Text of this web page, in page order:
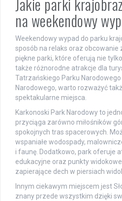
na weekendowy
Weekendowy wypad do parku
sposób na relaks oraz obcowanie
piękne parki, które oferują nie
także różnorodne atrakcje dla
Tatrzańskiego Parku
Narodowego, warto rozważyć
spektakularne miejsca.
Karkonoski Park Narodowy to
przyciąga zarówno miłośników
spokojnych tras spacerowych.
wspaniałe wodospady,
i faunę. Dodatkowo, park oferuje
edukacyjne oraz punkty
zapierające dech w piersiach
Innym ciekawym miejscem jest
znany przede wszystkim dzięki